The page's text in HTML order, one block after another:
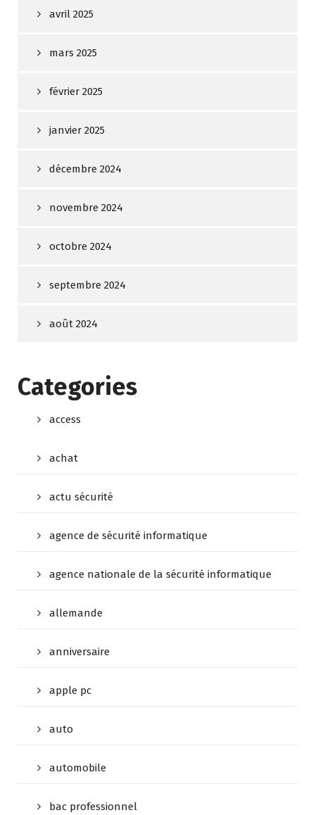
avril 2025
mars 2025
février 2025
janvier 2025
décembre 2024
novembre 2024
octobre 2024
septembre 2024
août 2024
Categories
access
achat
actu sécurité
agence de sécurité informatique
agence nationale de la sécurité informatique
allemande
anniversaire
apple pc
auto
automobile
bac professionnel